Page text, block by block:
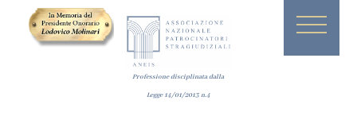
Professione disciplinata dalla
Legge14/01/2013n.4